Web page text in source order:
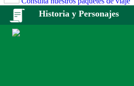
Historia y Personajes